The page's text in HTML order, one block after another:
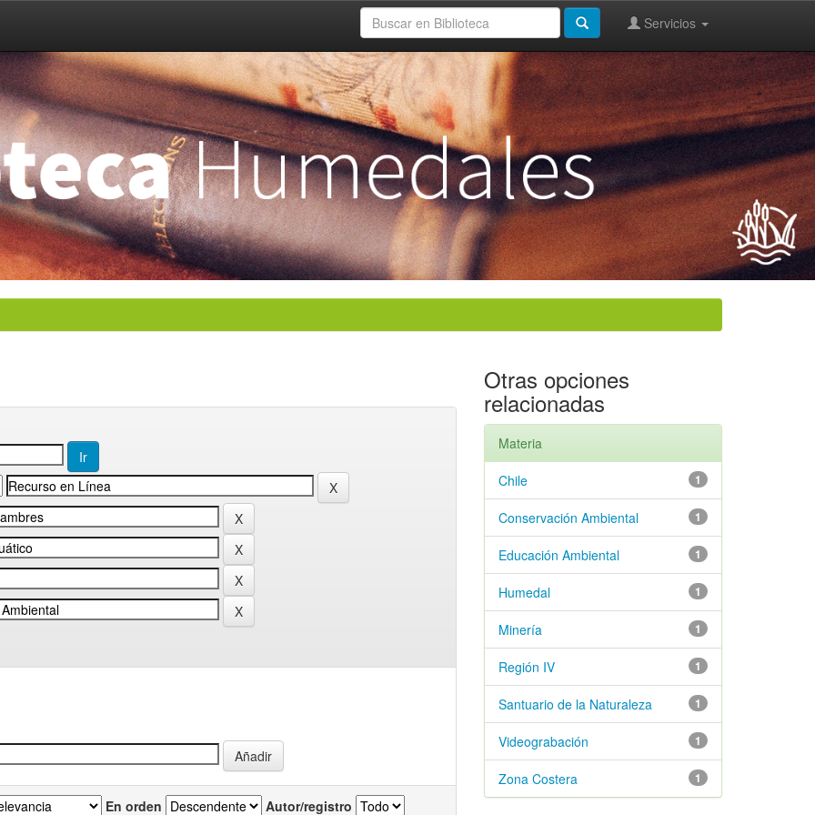
Servicios
En orden Autor/registro
Otras opciones
relacionadas
Materia
1
Chile
1
Conservación Ambiental
1
Educación Ambiental
1
Humedal
1
Minería
1
Región IV
1
Santuario de la Naturaleza
1
Videograbación
1
Zona Costera